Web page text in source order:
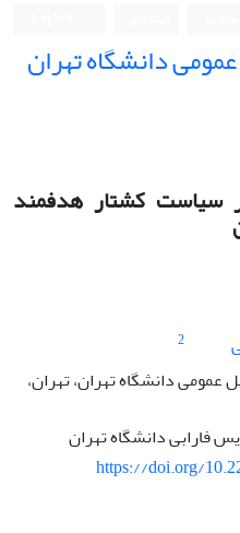
دانشگاه تهران
سیاست کشتار هدفمند
2
دانشگاه تهران، تهران،
فارابی دانشگاه تهران
https://doi.org/